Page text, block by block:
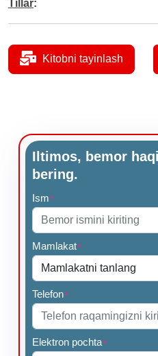
Tillar:
Kitobni tayinlash
Iltimos, bemor
bering.
Ism*
Mamlakat*
Telefon*
Elektron pochta*